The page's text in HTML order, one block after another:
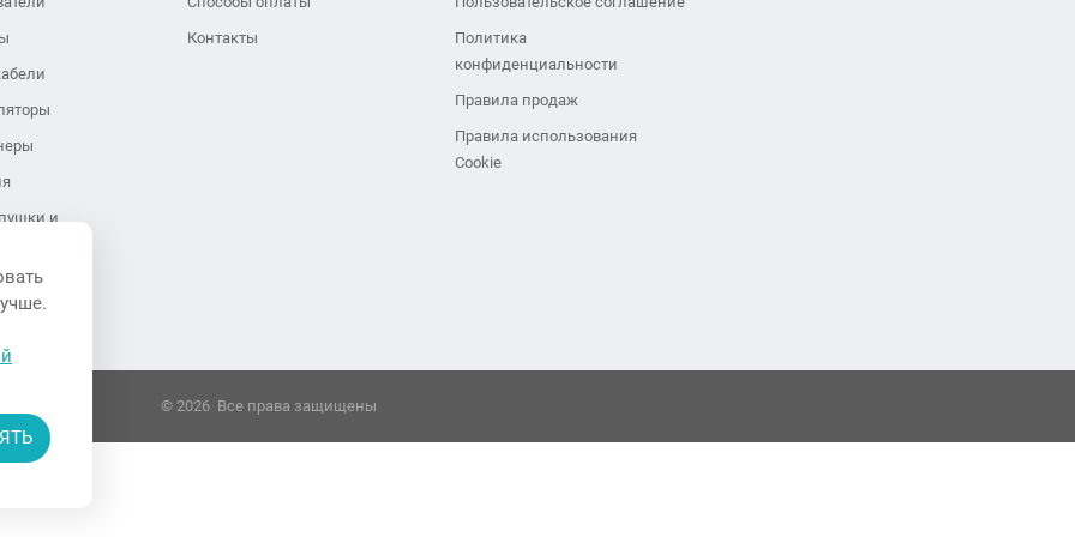
и
воздуха
Контакты
Политика
конфиденциальности
Правила продаж
Правила использования
Cookie
© 2026 Все права защищены